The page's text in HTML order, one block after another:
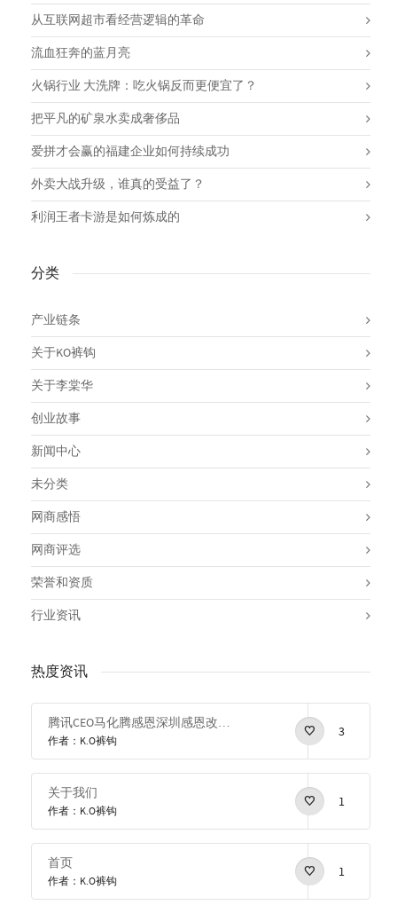
从互联网超市看经营逻辑的革命
流血狂奔的蓝月亮
火锅行业 大洗牌：吃火锅反而更便宜了？
把平凡的矿泉水卖成奢侈品
爱拼才会赢的福建企业如何持续成功
外卖大战升级，谁真的受益了？
利润王者卡游是如何炼成的
分类
产业链条
关于KO裤钩
关于李棠华
创业故事
新闻中心
未分类
网商感悟
网商评选
荣誉和资质
行业资讯
热度资讯
腾讯CEO马化腾感恩深圳感恩改革开放
作者：K.O裤钩
3
关于我们
作者：K.O裤钩
1
首页
作者：K.O裤钩
1